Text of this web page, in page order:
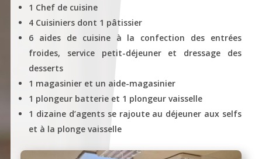
1 Chef de cuisine
4 Cuisiniers dont 1 pâtissier
6 aides de cuisine à la confection des entrées
froides, service petit-déjeuner et dressage des
desserts
1 magasinier et un aide-magasinier
1 plongeur batterie et 1 plongeur vaisselle
1 dizaine d’agents se rajoute au déjeuner aux selfs
et à la plonge vaisselle